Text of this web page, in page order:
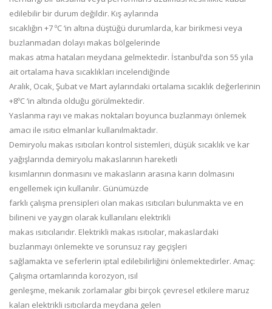
edilebilir bir durum değildir. Kış aylarında
sıcaklığın +7 ºC ‘in altına düştüğü durumlarda, kar birikmesi veya
buzlanmadan dolayı makas bölgelerinde
makas atma hataları meydana gelmektedir. İstanbul’da son 55 yıla
ait ortalama hava sıcaklıkları incelendiğinde
Aralık, Ocak, Şubat ve Mart aylarındaki ortalama sıcaklık değerlerinin
+8ºC ‘in altında olduğu görülmektedir.
Yaslanma rayı ve makas noktaları boyunca buzlanmayı önlemek
amacı ile ısıtıcı elmanlar kullanılmaktadır.
Demiryolu makas ısıtıcıları kontrol sistemleri, düşük sıcaklık ve kar
yağışlarında demiryolu makaslarının hareketli
kısımlarının donmasını ve makasların arasına karın dolmasını
engellemek için kullanılır. Günümüzde
farklı çalışma prensipleri olan makas ısıtıcıları bulunmakta ve en
bilineni ve yaygın olarak kullanılanı elektrikli
makas ısıtıcılarıdır. Elektrikli makas ısıtıcılar, makaslardaki
buzlanmayı önlemekte ve sorunsuz ray geçişleri
sağlamakta ve seferlerin iptal edilebilirliğini önlemektedirler. Amaç:
Çalışma ortamlarında korozyon, ısıl
genleşme, mekanik zorlamalar gibi birçok çevresel etkilere maruz
kalan elektrikli ısıtıcılarda meydana gelen